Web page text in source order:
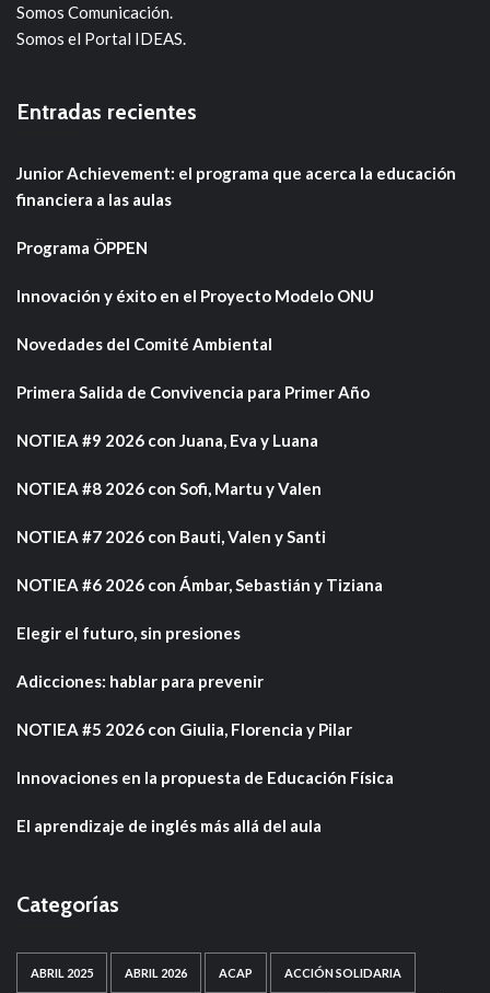
Somos Comunicación.
Somos el Portal IDEAS.
Entradas recientes
Junior Achievement: el programa que acerca la educación
financiera a las aulas
Programa ÖPPEN
Innovación y éxito en el Proyecto Modelo ONU
Novedades del Comité Ambiental
Primera Salida de Convivencia para Primer Año
NOTIEA #9 2026 con Juana, Eva y Luana
NOTIEA #8 2026 con Sofi, Martu y Valen
NOTIEA #7 2026 con Bauti, Valen y Santi
NOTIEA #6 2026 con Ámbar, Sebastián y Tiziana
Elegir el futuro, sin presiones
Adicciones: hablar para prevenir
NOTIEA #5 2026 con Giulia, Florencia y Pilar
Innovaciones en la propuesta de Educación Física
El aprendizaje de inglés más allá del aula
Categorías
ABRIL 2025 ABRIL 2026 ACAP ACCIÓN SOLIDARIA